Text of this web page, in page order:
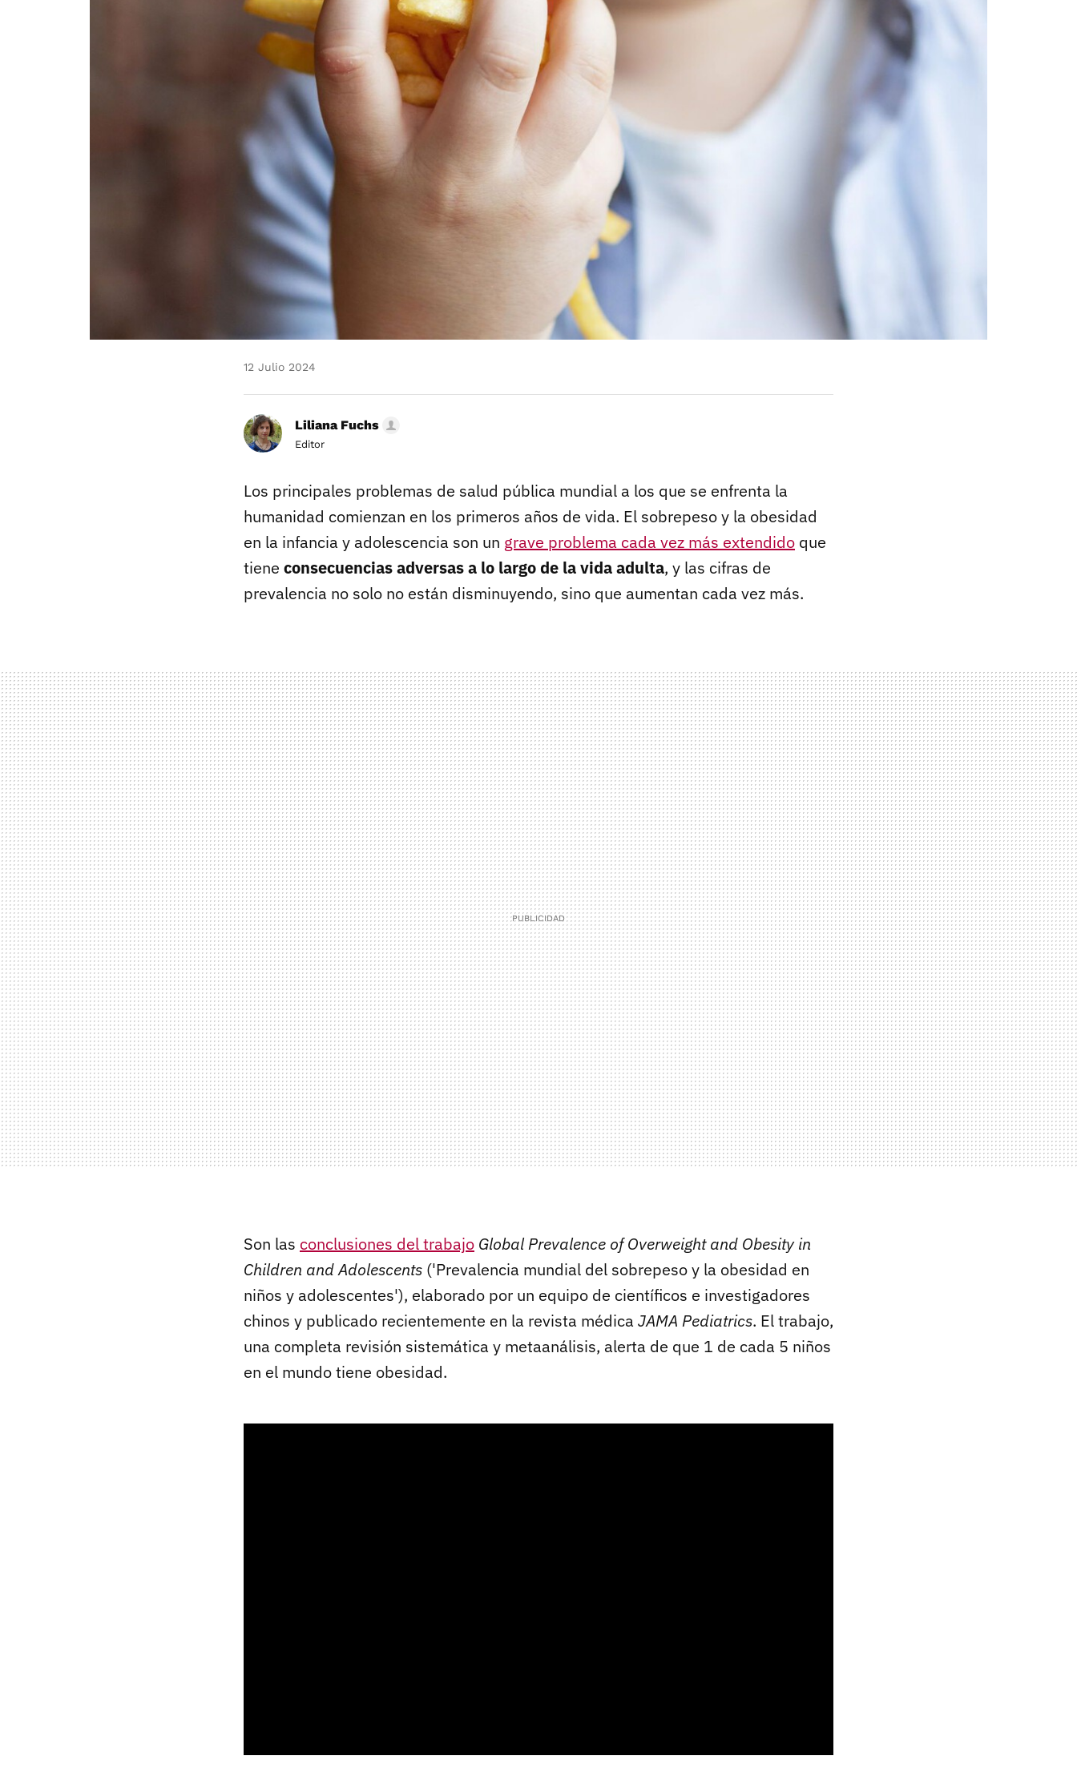
12 Julio 2024
Liliana Fuchs
Editor
Los principales problemas de salud pública mundial a los que se enfrenta la
humanidad comienzan en los primeros años de vida. El sobrepeso y la obesidad
en la infancia y adolescencia son un grave problema cada vez más extendido que
tiene consecuencias adversas a lo largo de la vida adulta, y las cifras de
prevalencia no solo no están disminuyendo, sino que aumentan cada vez más.
Son las conclusiones del trabajo Global Prevalence of Overweight and Obesity in
Children and Adolescents ('Prevalencia mundial del sobrepeso y la obesidad en
niños y adolescentes'), elaborado por un equipo de científicos e investigadores
chinos y publicado recientemente en la revista médica JAMA Pediatrics. El trabajo,
una completa revisión sistemática y metaanálisis, alerta de que 1 de cada 5 niños
en el mundo tiene obesidad.